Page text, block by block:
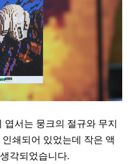
서는 뭉크의 절규와 무지
쇄되어 있었는데 작은 액
각되었습니다.